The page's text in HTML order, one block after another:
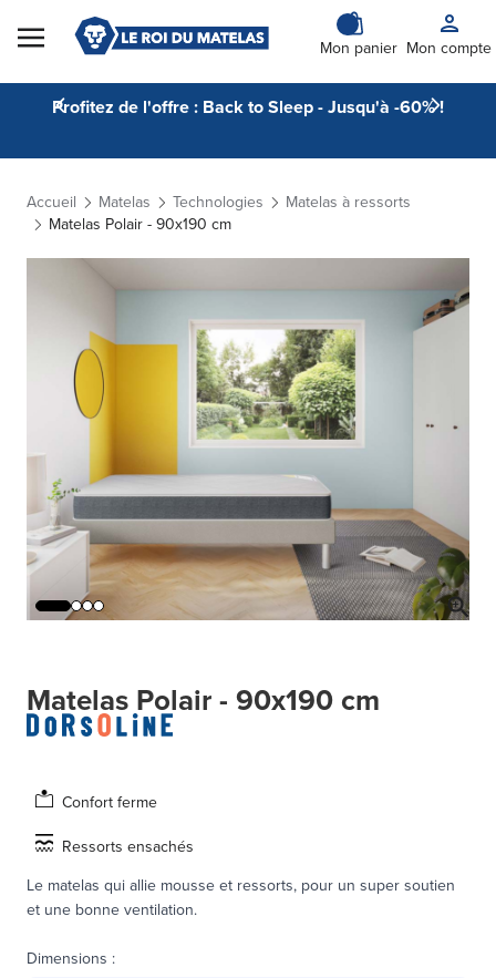
Skip to Content
Mon panier Mon compte
Profitez de l'offre : Back to Sleep - Jusqu'à -60% !
Accueil Matelas Technologies
Matelas à ressorts
Matelas Polair - 90x190 cm
Matelas Polair - 90x190 cm
Confort ferme
Ressorts ensachés
Le matelas qui allie mousse et ressorts, pour un super soutien
et une bonne ventilation.
Dimensions :